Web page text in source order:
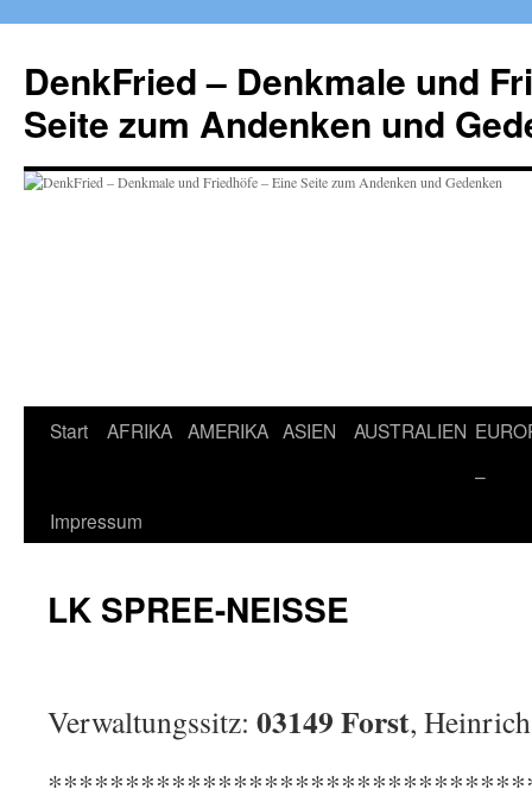
springen
DenkFried – Denkmale und
Seite zum Andenken und
Start AFRIKA AMERIKA ASIEN AUSTRALIEN
–
Impressum
LK SPREE-NEISSE
Verwaltungssitz: 03149 Forst,